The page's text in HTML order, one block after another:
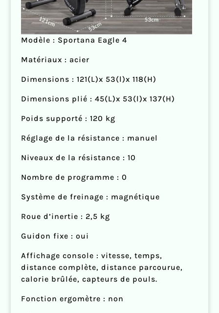
Modèle : Sportana Eagle 4
Matériaux : acier
Dimensions : 121(L)x 53(l)x 118(H)
Dimensions plié : 45(L)x 53(l)x 137(H)
Poids supporté : 120 kg
Réglage de la résistance : manuel
Niveaux de la résistance : 10
Nombre de programme : 0
Système de freinage : magnétique
Roue d’inertie : 2,5 kg
Guidon fixe : oui
Affichage console : vitesse, temps,
distance complète, distance parcourue,
calorie brûlée, capteurs de pouls.
Fonction ergomètre : non